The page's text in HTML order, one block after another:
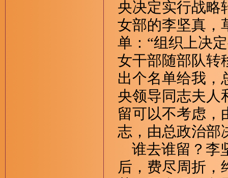
央决定实行战略
女部的李坚真，
单：“组织上决
女干部随部队转
出个名单给我，
央领导同志夫人
留可以不考虑，
志，由总政治部
谁去谁留？李
后，费尽周折，